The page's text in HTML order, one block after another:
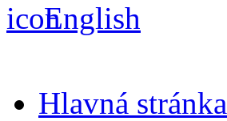
English
Hlavná stránka